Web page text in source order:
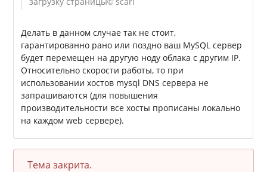
Делать в данном случае так не стоит,
гарантированно рано или поздно ваш MySQL сервер
будет перемещен на другую ноду облака с другим IP.
Относительно скорости работы, то при
использовании хостов mysql DNS сервера не
запрашиваются (для повышения
производительности все хосты прописаны локально
на каждом web сервере).
Тема закрита.